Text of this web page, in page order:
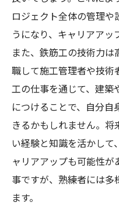
ロジェクト全体の管理
うになり、キャリアアッ
また、鉄筋工の技術力
職して施工管理者や技術
工の仕事を通じて、建築
につけることで、自分
きるかもしれません。
い経験と知識を活かし
ャリアアップも可能性
事ですが、熟練者には
ます。